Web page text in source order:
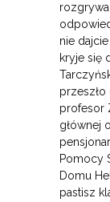
nie
kryje się
przeszło
profesor
głównej
Pomocy
Domu
pastisz